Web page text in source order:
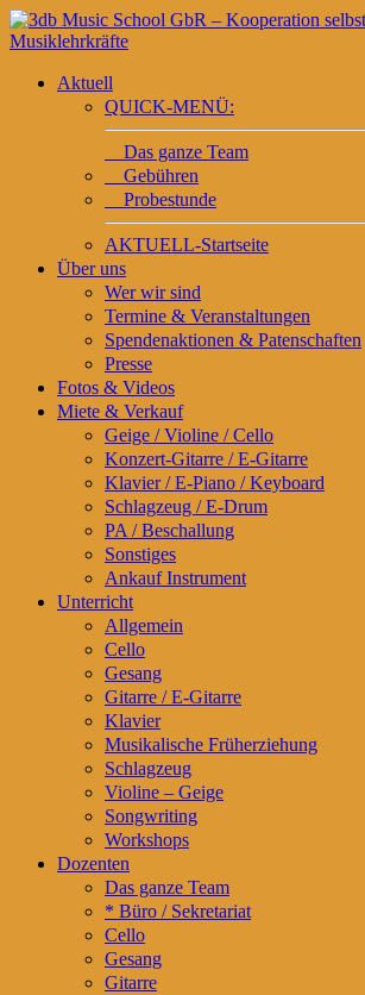
Aktuell
QUICK-MENÜ:
Das ganze Team
Gebühren
Probestunde
AKTUELL-Startseite
Über uns
Wer wir sind
Termine & Veranstaltungen
Spendenaktionen & Patenschaften
Presse
Fotos & Videos
Miete & Verkauf
Geige / Violine / Cello
Konzert-Gitarre / E-Gitarre
Klavier / E-Piano / Keyboard
Schlagzeug / E-Drum
PA / Beschallung
Sonstiges
Ankauf Instrument
Unterricht
Allgemein
Cello
Gesang
Gitarre / E-Gitarre
Klavier
Musikalische Früherziehung
Schlagzeug
Violine – Geige
Songwriting
Workshops
Dozenten
Das ganze Team
* Büro / Sekretariat
Cello
Gesang
Gitarre